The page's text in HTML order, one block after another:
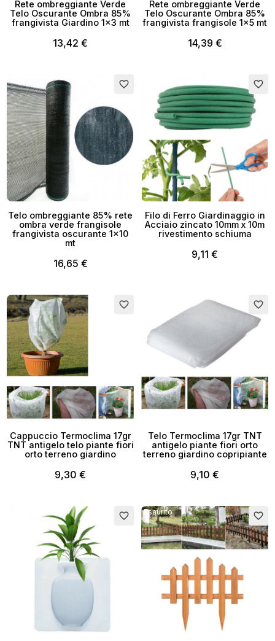
Rete ombreggiante Verde
Telo Oscurante Ombra 85%
frangivista Giardino 1x3 mt
13,42 €
Rete ombreggiante Verde
Telo Oscurante Ombra 85%
frangivista frangisole 1x5 mt
14,39 €
favorite_border
Telo ombreggiante 85% rete
ombra verde frangisole
frangivista oscurante 1x10
mt
16,65 €
favorite_border
Filo di Ferro Giardinaggio in
Acciaio zincato 10mm x 10m
rivestimento schiuma
9,11 €
favorite_border
Cappuccio Termoclima 17gr
TNT antigelo telo piante fiori
orto terreno giardino
9,30 €
favorite_border
Telo Termoclima 17gr TNT
antigelo piante fiori orto
terreno giardino copripiante
9,10 €
favorite_border Esaurito favorite_border
Crea lista dei desideri ×
Nome lista dei desideri
Crea lista dei desideri